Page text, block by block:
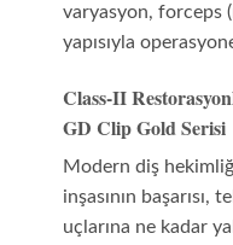
varyasyon, forceps
yapısıyla
Class-II
GD Clip Gold Serisi
Modern diş
inşasının
uçlarına ne kadar